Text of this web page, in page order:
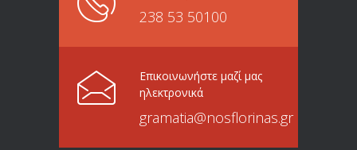
238 53 50100
Επικοινωνήστε μαζί μας
ηλεκτρονικά
gramatia@nosflorinas.gr